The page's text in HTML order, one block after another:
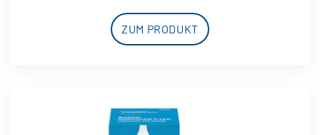
ZUM PRODUKT